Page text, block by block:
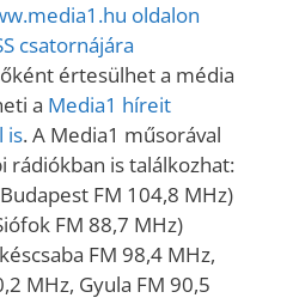
oldalon
csatornájára
értesülhet a média
a Media1 híreit
is. A Media1 műsorával
rádiókban is találkozhat:
FM 104,8 MHz)
FM 88,7 MHz)
FM 98,4 MHz,
MHz, Gyula FM 90,5